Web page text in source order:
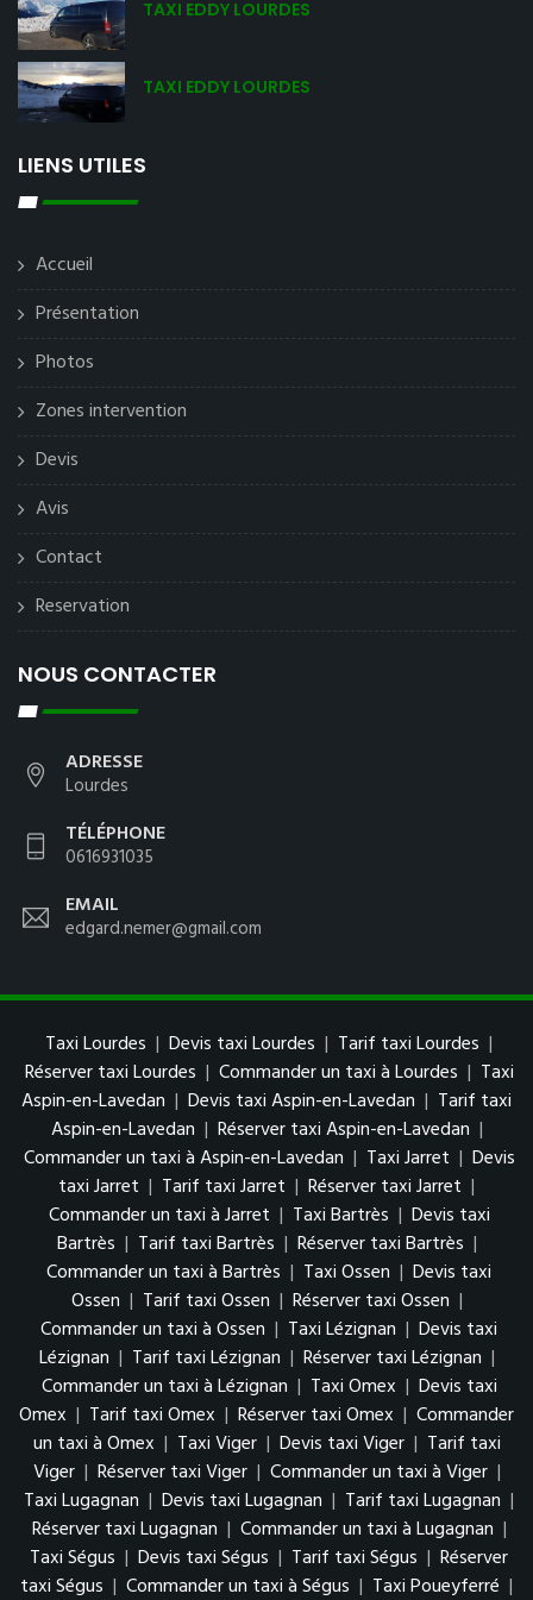
TAXI EDDY LOURDES
TAXI EDDY LOURDES
LIENS UTILES
Accueil
Présentation
Photos
Zones intervention
Devis
Avis
Contact
Reservation
NOUS CONTACTER
ADRESSE
Lourdes
TÉLÉPHONE
0616931035
EMAIL
edgard.nemer@gmail.com
Taxi Lourdes | Devis taxi Lourdes | Tarif taxi Lourdes |
Réserver taxi Lourdes | Commander un taxi à Lourdes | Taxi
Aspin-en-Lavedan | Devis taxi Aspin-en-Lavedan | Tarif taxi
Aspin-en-Lavedan | Réserver taxi Aspin-en-Lavedan |
Commander un taxi à Aspin-en-Lavedan | Taxi Jarret | Devis
taxi Jarret | Tarif taxi Jarret | Réserver taxi Jarret |
Commander un taxi à Jarret | Taxi Bartrès | Devis taxi
Bartrès | Tarif taxi Bartrès | Réserver taxi Bartrès |
Commander un taxi à Bartrès | Taxi Ossen | Devis taxi
Ossen | Tarif taxi Ossen | Réserver taxi Ossen |
Commander un taxi à Ossen | Taxi Lézignan | Devis taxi
Lézignan | Tarif taxi Lézignan | Réserver taxi Lézignan |
Commander un taxi à Lézignan | Taxi Omex | Devis taxi
Omex | Tarif taxi Omex | Réserver taxi Omex | Commander
un taxi à Omex | Taxi Viger | Devis taxi Viger | Tarif taxi
Viger | Réserver taxi Viger | Commander un taxi à Viger |
Taxi Lugagnan | Devis taxi Lugagnan | Tarif taxi Lugagnan |
Réserver taxi Lugagnan | Commander un taxi à Lugagnan |
Taxi Ségus | Devis taxi Ségus | Tarif taxi Ségus | Réserver
taxi Ségus | Commander un taxi à Ségus | Taxi Poueyferré |